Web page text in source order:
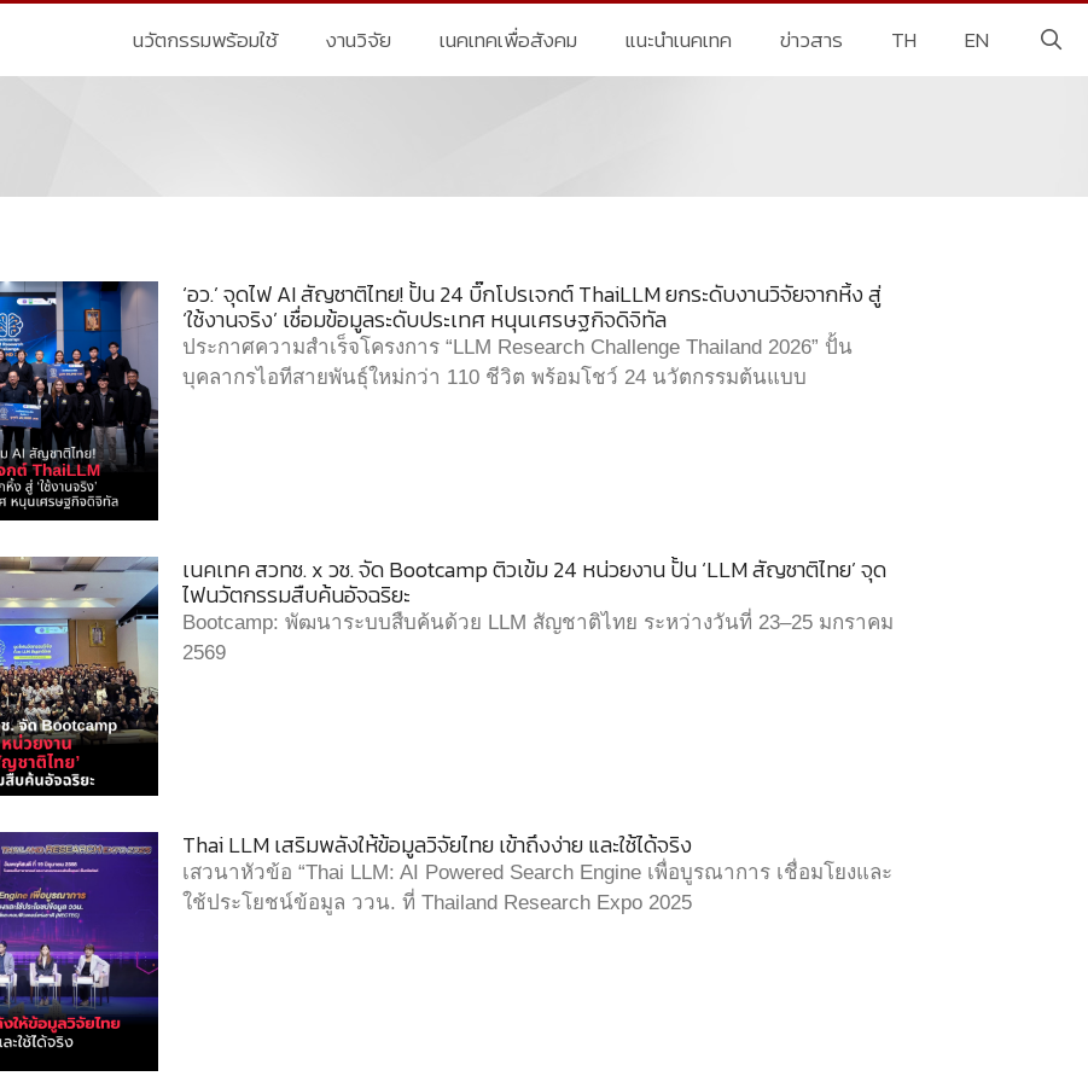
นวัตกรรมพร้อมใช้ งานวิจัย เนคเทคเพื่อสังคม แนะนำเนคเทค ข่าวสาร TH EN
‘อว.’ จุดไฟ AI สัญชาติไทย! ปั้น 24 บิ๊กโปรเจกต์ ThaiLLM ยกระดับงานวิจัยจากหิ้ง สู่
‘ใช้งานจริง’ เชื่อมข้อมูลระดับประเทศ หนุนเศรษฐกิจดิจิทัล
ประกาศความสำเร็จโครงการ “LLM Research Challenge Thailand 2026” ปั้น
บุคลากรไอทีสายพันธุ์ใหม่กว่า 110 ชีวิต พร้อมโชว์ 24 นวัตกรรมต้นแบบ
เนคเทค สวทช. x วช. จัด Bootcamp ติวเข้ม 24 หน่วยงาน ปั้น ‘LLM สัญชาติไทย’ จุด
ไฟนวัตกรรมสืบค้นอัจฉริยะ
Bootcamp: พัฒนาระบบสืบค้นด้วย LLM สัญชาติไทย ระหว่างวันที่ 23–25 มกราคม
2569
Thai LLM เสริมพลังให้ข้อมูลวิจัยไทย เข้าถึงง่าย และใช้ได้จริง
เสวนาหัวข้อ “Thai LLM: AI Powered Search Engine เพื่อบูรณาการ เชื่อมโยงและ
ใช้ประโยชน์ข้อมูล ววน. ที่ Thailand Research Expo 2025